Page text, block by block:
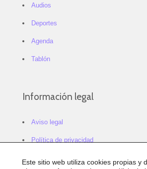
Audios
Deportes
Agenda
Tablón
Información legal
Aviso legal
Política de privacidad
Política de cookies
Este sitio web utiliza cookies propias y